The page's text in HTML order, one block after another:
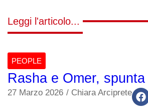
Leggi l'articolo...
PEOPLE
Rasha e Omer,
27 Marzo 2026 / Chiara Arciprete